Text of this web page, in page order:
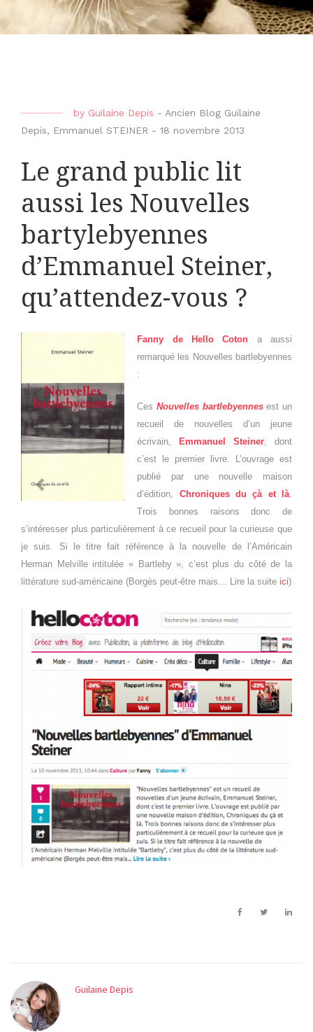
by Guilaine Depis - Ancien Blog Guilaine
Depis, Emmanuel STEINER - 18 novembre 2013
Le grand public lit
aussi les Nouvelles
bartylebyennes
d’Emmanuel Steiner,
qu’attendez-vous ?
Fanny de Hello Coton a aussi
remarqué les Nouvelles bartlebyennes
:
Ces Nouvelles bartlebyennesest un
recueil de nouvelles d’un jeune
écrivain,
Emmanuel Steiner, dont
c’est le premier livre. L’ouvrage est
publié par une nouvelle maison
d’édition, Chroniques du çà et là.
Trois bonnes raisons donc de
s’intéresser plus particulièrement à ce recueil pour la curieuse que
je suis. Si le titre fait référence à la nouvelle de l’Américain
Herman Melville intitulée « Bartleby », c’est plus du côté de la
littérature sud-américaine (Borgès peut-être mais… Lire la suite ici)
Guilaine Depis